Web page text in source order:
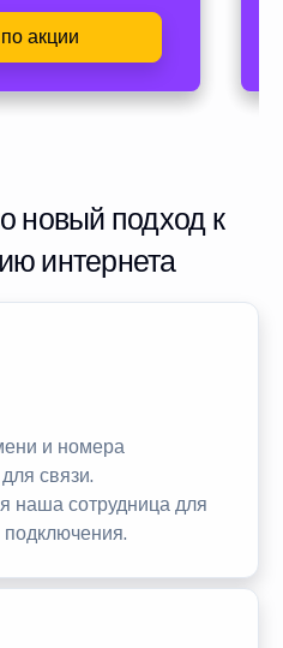
акции
новый подход к
интернета
и номера
связи.
наша сотрудница для
подключения.